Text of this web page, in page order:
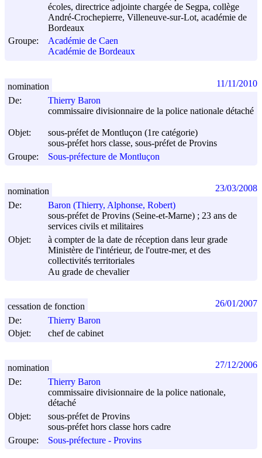
écoles, directrice adjointe chargée de Segpa, collège
André-Crochepierre, Villeneuve-sur-Lot, académie de
Bordeaux
Groupe:
Académie de Caen
Académie de Bordeaux
De:
Thierry Baron
commissaire divisionnaire de la police nationale détaché
Objet:
sous-préfet de Montluçon (1re catégorie)
sous-préfet hors classe, sous-préfet de Provins
Groupe:
Sous-préfecture de Montluçon
nomination 11/11/2010
De:
Baron (Thierry, Alphonse, Robert)
sous-préfet de Provins (Seine-et-Marne) ; 23 ans de
services civils et militaires
Objet:
à compter de la date de réception dans leur grade
Ministère de l'intérieur, de l'outre-mer, et des
collectivités territoriales
Au grade de chevalier
nomination 23/03/2008
De:
Thierry Baron
Objet:
chef de cabinet
cessation de fonction 26/01/2007
De:
Thierry Baron
commissaire divisionnaire de la police nationale,
détaché
Objet:
sous-préfet de Provins
sous-préfet hors classe hors cadre
Groupe:
Sous-préfecture - Provins
nomination 27/12/2006